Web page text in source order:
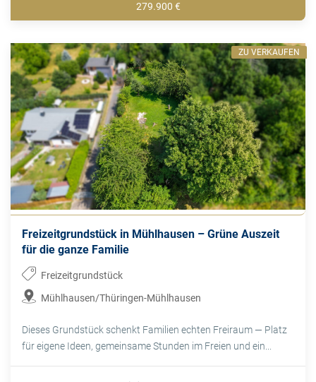
279.900 €
Freizeitgrundstück in Mühlhausen – Grüne Auszeit
für die ganze Familie
Freizeitgrundstück
Mühlhausen/Thüringen-Mühlhausen
Dieses Grundstück schenkt Familien echten Freiraum — Platz
für eigene Ideen, gemeinsame Stunden im Freien und ein...
ZU VERKAUFEN